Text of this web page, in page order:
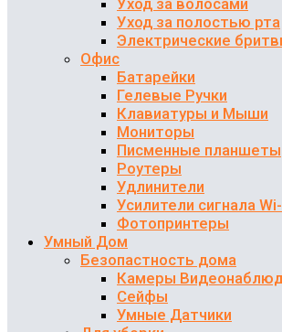
Уход за полостью рта
Электрические
Офис
Батарейки
Гелевые Ручки
Клавиатуры и Мыши
Мониторы
Писменные планшеты
Роутеры
Удлинители
Усилители сигнала
Фотопринтеры
Умный Дом
Безопастность дома
Камеры
Сейфы
Умные Датчики